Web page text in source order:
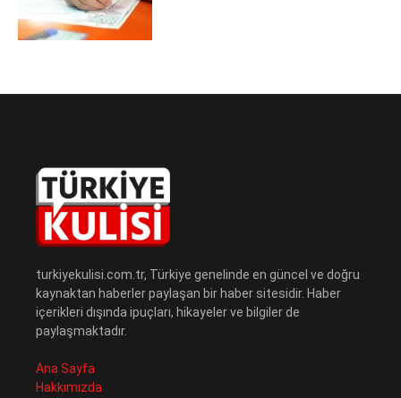
turkiyekulisi.com.tr, Türkiye genelinde en güncel ve doğru
kaynaktan haberler paylaşan bir haber sitesidir. Haber
içerikleri dışında ipuçları, hikayeler ve bilgiler de
paylaşmaktadır.
Ana Sayfa
Hakkımızda